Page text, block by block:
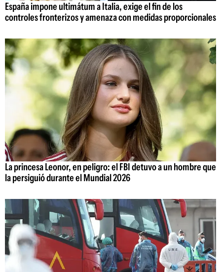
España impone ultimátum a Italia, exige el fin de los
controles fronterizos y amenaza con medidas proporcionales
La princesa Leonor, en peligro: el FBI detuvo a un hombre que
la persiguió durante el Mundial 2026